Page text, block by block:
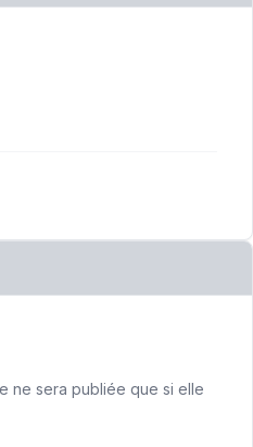
ne sera publiée que si elle